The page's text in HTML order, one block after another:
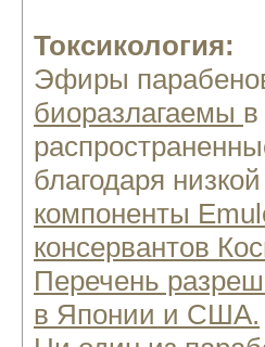
Токсикология:
Эфиры
биоразлагаемы
благодаря
компоненты
консервантов
Перечень
в Японии и США.